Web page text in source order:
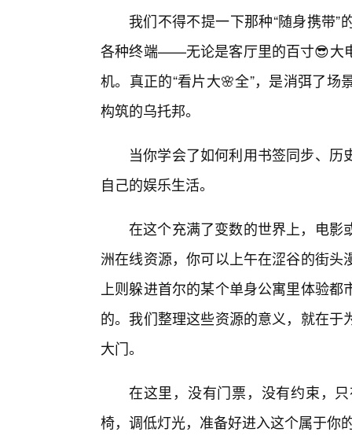
我们不得不提一下那种“随身携带
各种终端——无论是客厅里的百寸😎大
机。真正的“看片大🌸全”，是消弭了
构筑的乌托邦。
当你学会了如何利用书签同步、
自己的娱乐生活。
在这个充满了变数的世界上，电影
洲在线资源，你可以上午在涩谷的街
上则躲进首尔的某个单身公寓里体验
的。我们整理这些资源的意义，就在
大门。
在这里，没有门票，没有约束，
椅，调低灯光，准备好进入这个属于你